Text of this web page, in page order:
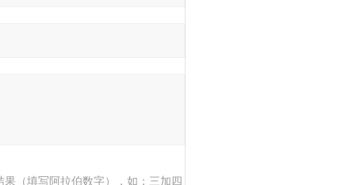
果（填写阿拉伯数字），如：三加四